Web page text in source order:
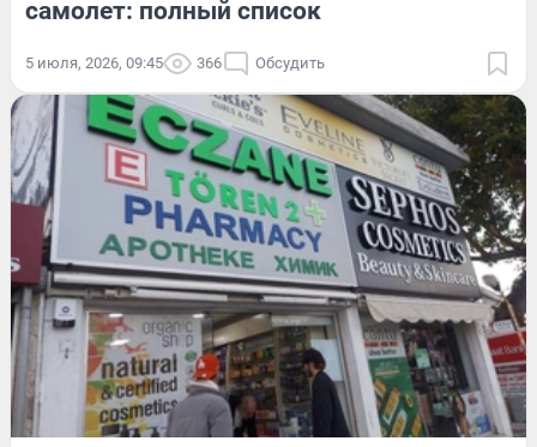
самолет: полный список
5 июля, 2026, 09:45 366 Обсудить